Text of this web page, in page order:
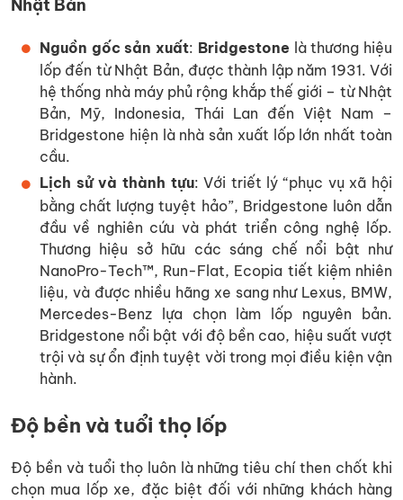
Nhật Bản
Nguồn gốc sản xuất: Bridgestone là thương hiệu
lốp đến từ Nhật Bản, được thành lập năm 1931. Với
hệ thống nhà máy phủ rộng khắp thế giới – từ Nhật
Bản, Mỹ, Indonesia, Thái Lan đến Việt Nam –
Bridgestone hiện là nhà sản xuất lốp lớn nhất toàn
cầu.
Lịch sử và thành tựu: Với triết lý “phục vụ xã hội
bằng chất lượng tuyệt hảo”, Bridgestone luôn dẫn
đầu về nghiên cứu và phát triển công nghệ lốp.
Thương hiệu sở hữu các sáng chế nổi bật như
NanoPro-Tech™, Run-Flat, Ecopia tiết kiệm nhiên
liệu, và được nhiều hãng xe sang như Lexus, BMW,
Mercedes-Benz lựa chọn làm lốp nguyên bản.
Bridgestone nổi bật với độ bền cao, hiệu suất vượt
trội và sự ổn định tuyệt vời trong mọi điều kiện vận
hành.
Độ bền và tuổi thọ lốp
Độ bền và tuổi thọ luôn là những tiêu chí then chốt khi
chọn mua lốp xe, đặc biệt đối với những khách hàng